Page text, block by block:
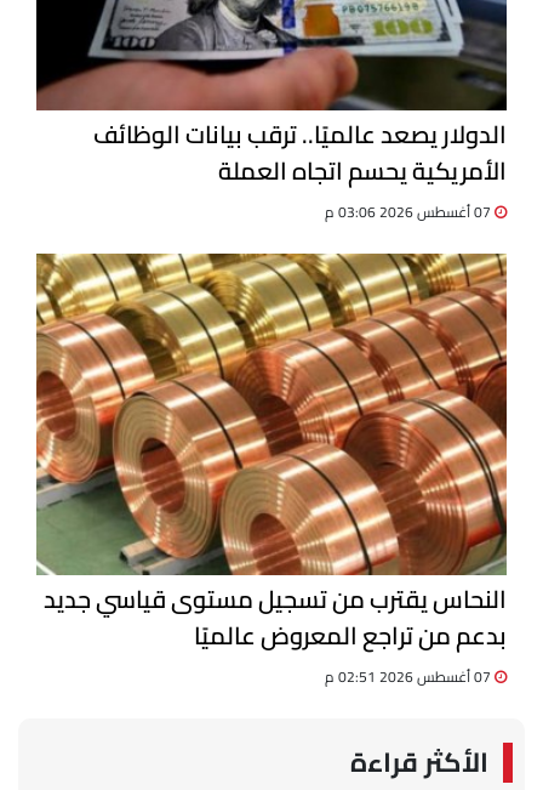
الدولار يصعد عالميًا.. ترقب بيانات الوظائف
الأمريكية يحسم اتجاه العملة
النحاس يقترب من تسجيل مستوى قياسي جديد
بدعم من تراجع المعروض عالميًا
الأكثر قراءة